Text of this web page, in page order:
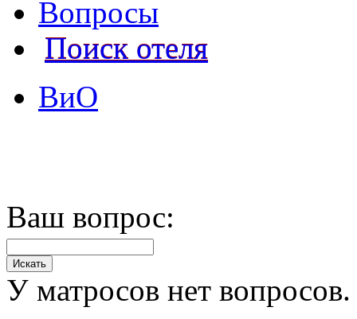
Вопросы
Поиск отеля
ВиО
Ваш вопрос:
У матросов нет вопросов.